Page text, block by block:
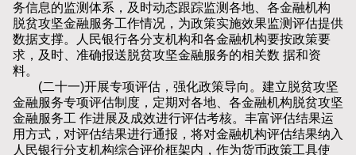
务信息的监测体系，及时动态跟踪监测各地、各金融机构
脱贫攻坚金融服务工作情况，为政策实施效果监测评估提供
数据支撑。人民银行各分支机构和各金融机构要按政策要
求，及时、准确报送脱贫攻坚金融服务的相关数 据和资
料。
(二十一)开展专项评估，强化政策导向。建立脱贫攻坚
金融服务专项评估制度，定期对各地、各金融机构脱贫攻坚
金融服务工 作进展及成效进行评估考核。丰富评估结果运
用方式，对评估结果进行通报，将对金融机构评估结果纳入
人民银行分支机构综合评价框架内，作为货币政策工具使